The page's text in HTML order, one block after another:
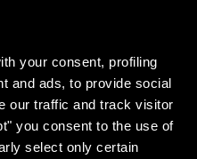
your consent, profiling
and ads, to provide social
our traffic and track visitor
you consent to the use of
select only certain
chất lượng cuộc sống một
dụng và tính năng của chúng
Giải pháp tiện lợi ích cho gia